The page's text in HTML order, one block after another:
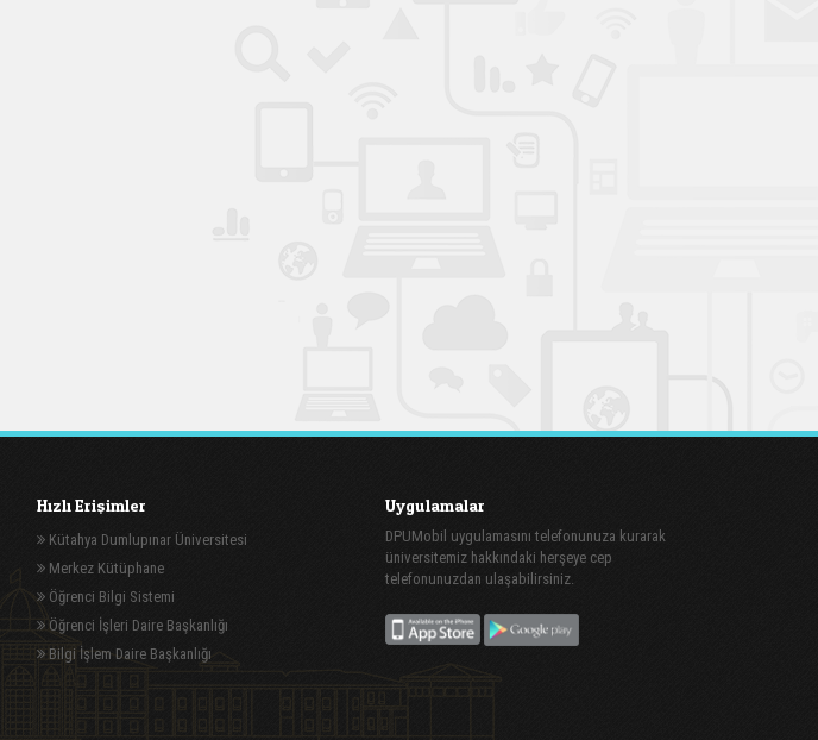
Hızlı Erişimler
Kütahya Dumlupınar Üniversitesi
Merkez Kütüphane
Öğrenci Bilgi Sistemi
Öğrenci İşleri Daire Başkanlığı
Bilgi İşlem Daire Başkanlığı
Uygulamalar
DPUMobil uygulamasını telefonunuza kurarak
üniversitemiz hakkındaki herşeye cep
telefonunuzdan ulaşabilirsiniz.